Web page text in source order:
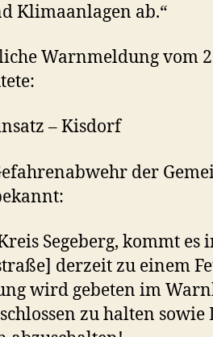
Klimaanlagen ab.“
Warnmeldung vom
– Kisdorf
der
Segeberg, kommt es
derzeit zu einem
wird gebeten im
zu halten